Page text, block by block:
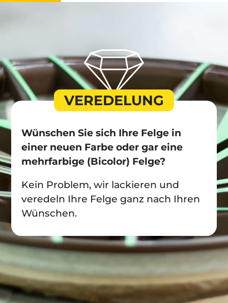
VEREDELUNG
Wünschen Sie sich Ihre Felge in
einer neuen Farbe oder gar eine
mehrfarbige (Bicolor) Felge?
Kein Problem, wir lackieren und
veredeln Ihre Felge ganz nach Ihren
Wünschen.